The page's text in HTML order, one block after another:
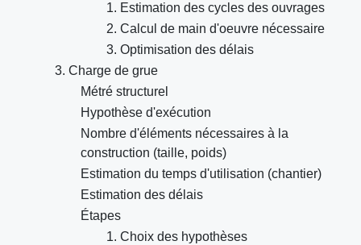
1. Estimation des cycles des ouvrages
2. Calcul de main d'oeuvre nécessaire
3. Optimisation des délais
3. Charge de grue
Métré structurel
Hypothèse d'exécution
Nombre d'éléments nécessaires à la
construction (taille, poids)
Estimation du temps d'utilisation (chantier)
Estimation des délais
Étapes
1. Choix des hypothèses